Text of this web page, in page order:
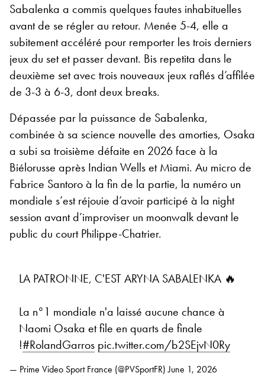
Sabalenka a commis quelques fautes inhabituelles
avant de se régler au retour. Menée 5-4, elle a
subitement accéléré pour remporter les trois derniers
jeux du set et passer devant. Bis repetita dans le
deuxième set avec trois nouveaux jeux raflés d’affilée
de 3-3 à 6-3, dont deux breaks.
Dépassée par la puissance de Sabalenka,
combinée à sa science nouvelle des amorties, Osaka
a subi sa troisième défaite en 2026 face à la
Biélorusse après Indian Wells et Miami. Au micro de
Fabrice Santoro à la fin de la partie, la numéro un
mondiale s’est réjouie d’avoir participé à la night
session avant d’improviser un moonwalk devant le
public du court Philippe-Chatrier.
LA PATRONNE, C'EST ARYNA SABALENKA 🔥
La n°1 mondiale n'a laissé aucune chance à
Naomi Osaka et file en quarts de finale
!#RolandGarros pic.twitter.com/b2SEjvN0Ry
— Prime Video Sport France (@PVSportFR)June 1, 2026